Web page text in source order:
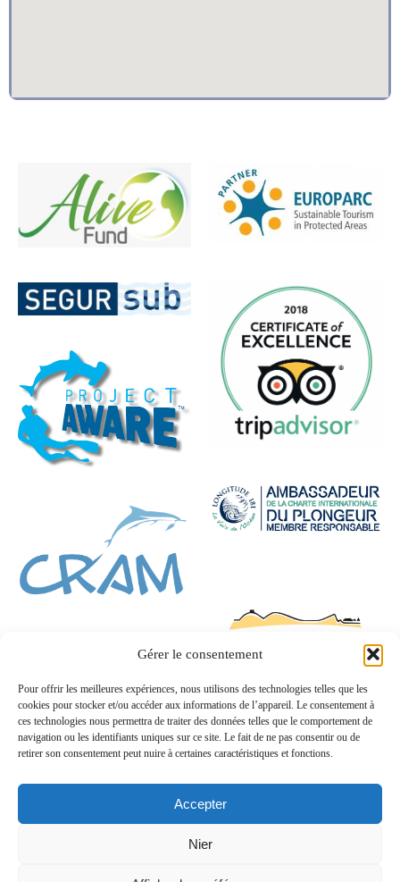
Gérer le consentement
Pour offrir les meilleures expériences, nous utilisons des technologies telles que les
cookies pour stocker et/ou accéder aux informations de l’appareil. Le consentement à
ces technologies nous permettra de traiter des données telles que le comportement de
navigation ou les identifiants uniques sur ce site. Le fait de ne pas consentir ou de
retirer son consentement peut nuire à certaines caractéristiques et fonctions.
Accepter
Nier